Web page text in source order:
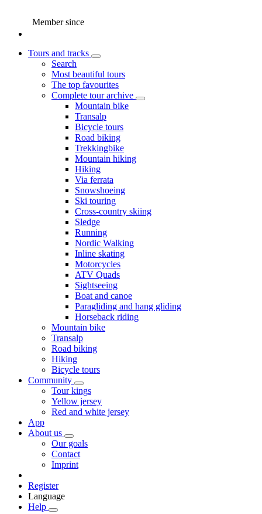
Member since
Tours and tracks
Search
Most beautiful tours
The top favourites
Complete tour archive
Mountain bike
Transalp
Bicycle tours
Road biking
Trekkingbike
Mountain hiking
Hiking
Via ferrata
Snowshoeing
Ski touring
Cross-country skiing
Sledge
Running
Nordic Walking
Inline skating
Motorcycles
ATV Quads
Sightseeing
Boat and canoe
Paragliding and hang gliding
Horseback riding
Mountain bike
Transalp
Road biking
Hiking
Bicycle tours
Community
Tour kings
Yellow jersey
Red and white jersey
App
About us
Our goals
Contact
Imprint
Register
Language
Help